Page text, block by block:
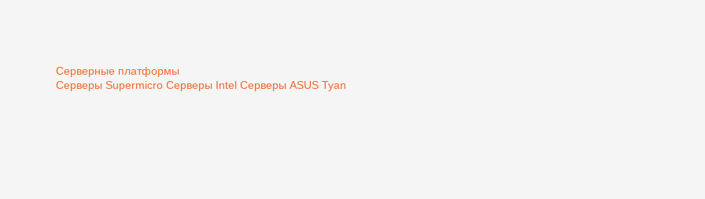
Серверные платформы
Серверы Supermicro Серверы Intel Серверы ASUS Tyan